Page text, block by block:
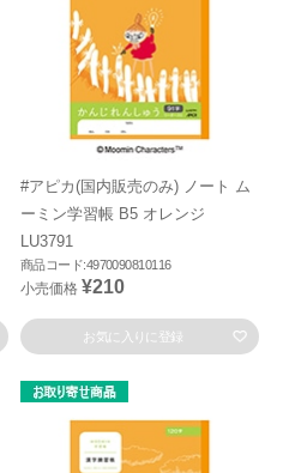
#アピカ(国内販売のみ) ノート ム
ーミン学習帳 B5 オレンジ
LU3791
商品コード:4970090810116
小売価格 ¥210
お気に入りに登録